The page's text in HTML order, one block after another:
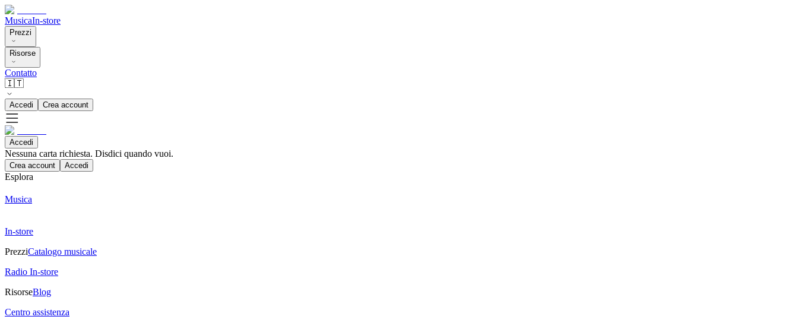
MusicaIn-store
Prezzi
Risorse
Contatto
🇮🇹
Accedi Crea account
Accedi
Nessuna carta richiesta. Disdici quando vuoi.
Crea account Accedi
Esplora
Musica
In-store
PrezziCatalogo musicale
Radio In-store
RisorseBlog
Centro assistenza